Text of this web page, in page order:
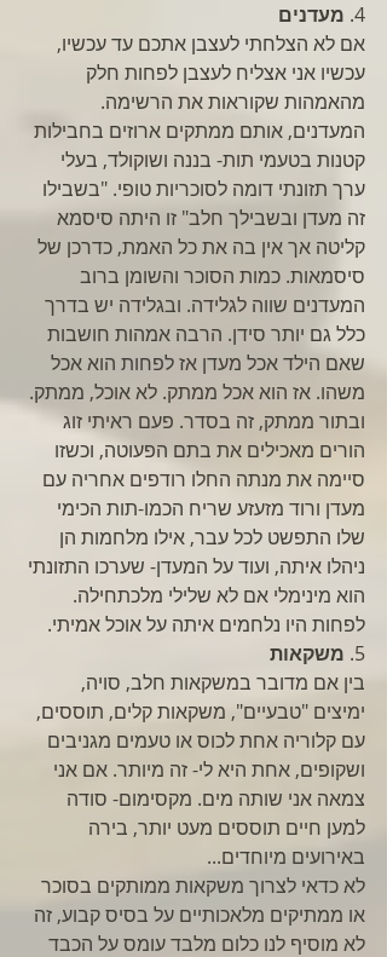
4. מעדנים
אם לא הצלחתי לעצבן אתכם עד עכשיו,
עכשיו אני אצליח לעצבן לפחות חלק
מהאמהות שקוראות את הרשימה.
המעדנים, אותם ממתקים ארוזים בחבילות
קטנות בטעמי תות- בננה ושוקולד, בעלי
ערך תזונתי דומה לסוכריות טופי. "בשבילו
זה מעדן ובשבילך חלב" זו היתה סיסמא
קליטה אך אין בה את כל האמת, כדרכן של
סיסמאות. כמות הסוכר והשומן ברוב
המעדנים שווה לגלידה. ובגלידה יש בדרך
כלל גם יותר סידן. הרבה אמהות חושבות
שאם הילד אכל מעדן אז לפחות הוא אכל
משהו. אז הוא אכל ממתק. לא אוכל, ממתק.
ובתור ממתק, זה בסדר. פעם ראיתי זוג
הורים מאכילים את בתם הפעוטה, וכשזו
סיימה את מנתה החלו רודפים אחריה עם
מעדן ורוד מזעזע שריח הכמו-תות הכימי
שלו התפשט לכל עבר, אילו מלחמות הן
ניהלו איתה, ועוד על המעדן- שערכו התזונתי
הוא מינימלי אם לא שלילי מלכתחילה.
לפחות היו נלחמים איתה על אוכל אמיתי.
5. משקאות
בין אם מדובר במשקאות חלב, סויה,
ימיצים "טבעיים", משקאות קלים, תוססים,
עם קלוריה אחת לכוס או טעמים מגניבים
ושקופים, אחת היא לי- זה מיותר. אם אני
צמאה אני שותה מים. מקסימום- סודה
למען חיים תוססים מעט יותר, בירה
באירועים מיוחדים...
לא כדאי לצרוך משקאות ממותקים בסוכר
או ממתיקים מלאכותיים על בסיס קבוע, זה
לא מוסיף לנו כלום מלבד עומס על הכבד